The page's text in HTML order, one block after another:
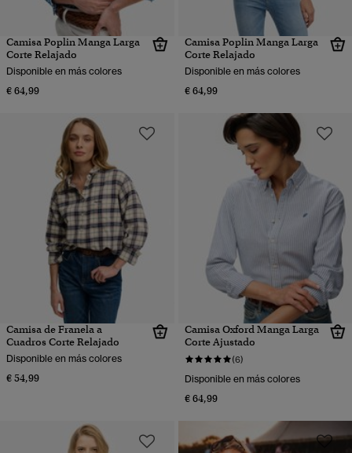
Camisa Poplin Manga Larga
Corte Relajado
Disponible en más colores
€ 64,99
Camisa Poplin Manga Larga
Corte Relajado
Disponible en más colores
€ 64,99
Camisa de Franela a
Cuadros Corte Relajado
Disponible en más colores
€ 54,99
Camisa Oxford Manga Larga
Corte Ajustado
(6)
Disponible en más colores
€ 64,99